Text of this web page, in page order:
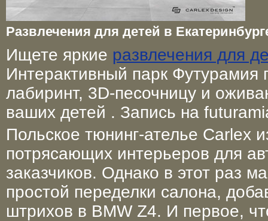
Развлечения для детей в
Ищете яркие развлечения для
Интерактивный парк Футурамия
лабиринт, 3D-песочницу и
ваших детей . Запись на
Польское тюнинг-ателье Carlex
потрясающих интерьеров для
заказчиков. Однако в этот раз
простой переделки салона,
штрихов в BMW Z4. И первое,